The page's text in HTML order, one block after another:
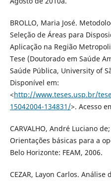
BROLLO, Maria José.
Seleção de Áreas para
Aplicação na Região
Tese (Doutorado em Saúde
Saúde Pública, University of
Disponível em:
<http://www.teses.usp.br/
15042004-134831/>. Acesso
CARVALHO, André Luciano
Orientações básicas para a
Belo Horizonte: FEAM, 2006.
CEZAR, Layon Carlos. Análise